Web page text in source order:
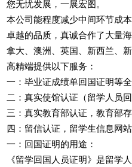
您无忧发展，一展宏图。
本公司能程度减少中间环节成
卓越的品质，真诚合作了大量
拿大、澳洲、英国、新西兰、
高精端提供以下服务：
一：毕业证成绩单回国证明等
二：真实使馆认证（留学人员
三：真实教育部认证，教育部
四：留信认证，留学生信息网
一：回国证明的用途：
《留学回国人员证明》是留学